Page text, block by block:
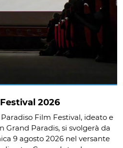
2026
Film Festival, ideato e
Grand Paradis, si svolgerà da
9 agosto 2026 nel versante